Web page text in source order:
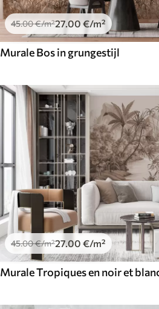
45.00€/m²27.00 €/m²
Murale Bos in grungestijl
45.00€/m²27.00 €/m²